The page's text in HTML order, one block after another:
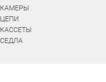
КАМЕРЫ
ЦЕПИ
КАССЕТЫ
СЕДЛА